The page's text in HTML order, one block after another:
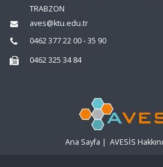
TRABZON
aves@ktu.edu.tr
0462 377 22 00 - 35 90
0462 325 34 84
Ana Sayfa | AVESİS